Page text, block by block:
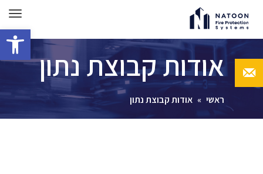
פתח
אודות קבוצת נתון
ראשי » אודות קבוצת נתון